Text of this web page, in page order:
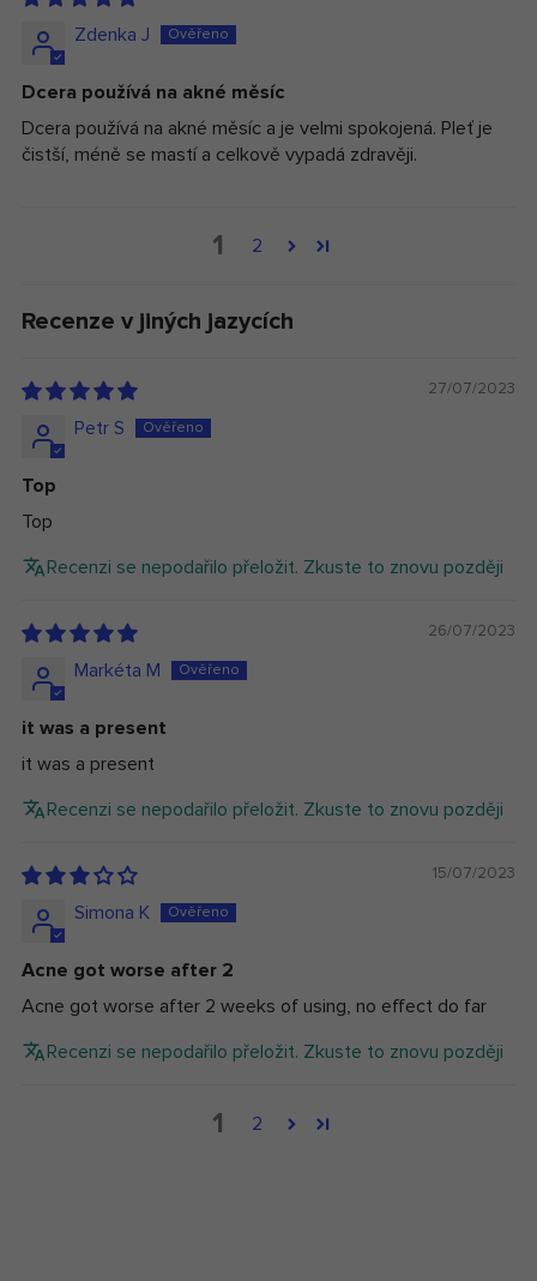
Zdenka J
Dcera používá na akné měsíc
Dcera používá na akné měsíc a je velmi spokojená. Pleť je
čistší, méně se mastí a celkově vypadá zdravěji.
1 2
Recenze v jiných jazycích
27/07/2023
Petr S
Top
Top
Recenzi se nepodařilo přeložit. Zkuste to znovu později
26/07/2023
Markéta M
it was a present
it was a present
Recenzi se nepodařilo přeložit. Zkuste to znovu později
15/07/2023
Simona K
Acne got worse after 2
Acne got worse after 2 weeks of using, no effect do far
Recenzi se nepodařilo přeložit. Zkuste to znovu později
1 2